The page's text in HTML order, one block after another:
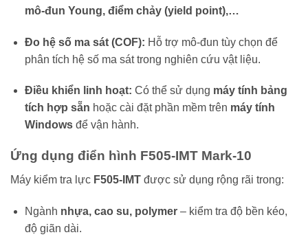
mô-đun Young, điểm chảy (yield point),…
Đo hệ số ma sát (COF): Hỗ trợ mô-đun tùy chọn để
phân tích hệ số ma sát trong nghiên cứu vật liệu.
Điều khiển linh hoạt: Có thể sử dụng máy tính bảng
tích hợp sẵn hoặc cài đặt phần mềm trên máy tính
Windowsđể vận hành.
Ứng dụng điển hình F505-IMT Mark-10
Máy kiểm tra lực F505-IMT được sử dụng rộng rãi trong:
Ngành nhựa, cao su, polymer– kiểm tra độ bền kéo,
độ giãn dài.